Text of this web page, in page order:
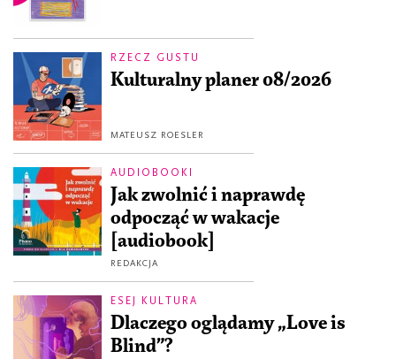
RZECZ GUSTU
Kulturalny planer 08/2026
MATEUSZ ROESLER
AUDIOBOOKI
Jak zwolnić i naprawdę
odpocząć w wakacje
[audiobook]
REDAKCJA
ESEJ KULTURA
Dlaczego oglądamy „Love is
Blind”?